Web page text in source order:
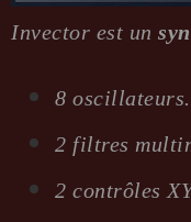
Invector est un
8 oscillateurs.
2 filtres
2 contrôles